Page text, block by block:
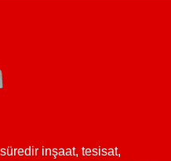
süredir inşaat, tesisat,